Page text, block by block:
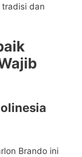
dan
Brando ini